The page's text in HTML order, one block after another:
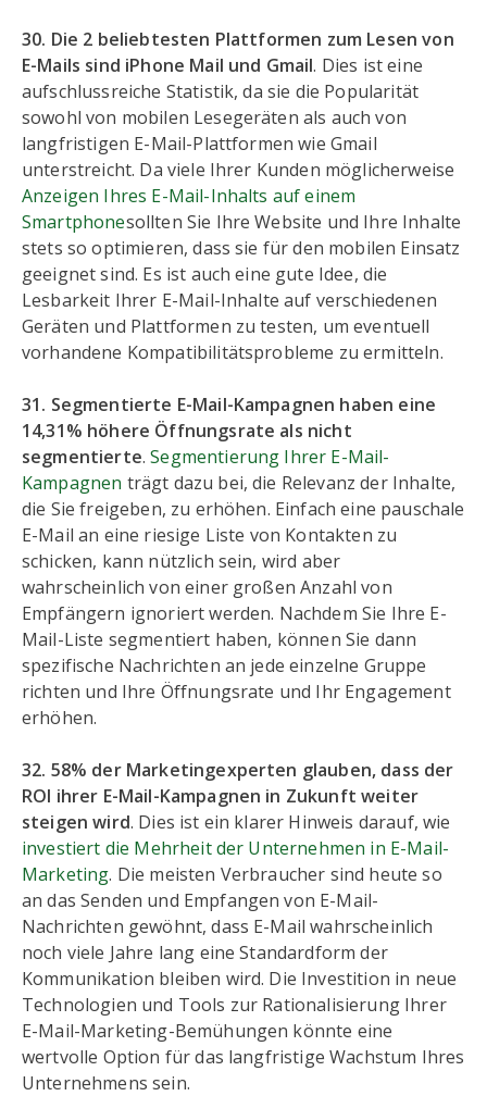
30. Die 2 beliebtesten Plattformen zum Lesen von
E-Mails sind iPhone Mail und Gmail. Dies ist eine
aufschlussreiche Statistik, da sie die Popularität
sowohl von mobilen Lesegeräten als auch von
langfristigen E-Mail-Plattformen wie Gmail
unterstreicht. Da viele Ihrer Kunden möglicherweise
Anzeigen Ihres E-Mail-Inhalts auf einem
Smartphonesollten Sie Ihre Website und Ihre Inhalte
stets so optimieren, dass sie für den mobilen Einsatz
geeignet sind. Es ist auch eine gute Idee, die
Lesbarkeit Ihrer E-Mail-Inhalte auf verschiedenen
Geräten und Plattformen zu testen, um eventuell
vorhandene Kompatibilitätsprobleme zu ermitteln.
31. Segmentierte E-Mail-Kampagnen haben eine
14,31% höhere Öffnungsrate als nicht
segmentierte.Segmentierung Ihrer E-Mail-
Kampagnen trägt dazu bei, die Relevanz der Inhalte,
die Sie freigeben, zu erhöhen. Einfach eine pauschale
E-Mail an eine riesige Liste von Kontakten zu
schicken, kann nützlich sein, wird aber
wahrscheinlich von einer großen Anzahl von
Empfängern ignoriert werden. Nachdem Sie Ihre E-
Mail-Liste segmentiert haben, können Sie dann
spezifische Nachrichten an jede einzelne Gruppe
richten und Ihre Öffnungsrate und Ihr Engagement
erhöhen.
32. 58% der Marketingexperten glauben, dass der
ROI ihrer E-Mail-Kampagnen in Zukunft weiter
steigen wird. Dies ist ein klarer Hinweis darauf, wie
investiert die Mehrheit der Unternehmen in E-Mail-
Marketing. Die meisten Verbraucher sind heute so
an das Senden und Empfangen von E-Mail-
Nachrichten gewöhnt, dass E-Mail wahrscheinlich
noch viele Jahre lang eine Standardform der
Kommunikation bleiben wird. Die Investition in neue
Technologien und Tools zur Rationalisierung Ihrer
E-Mail-Marketing-Bemühungen könnte eine
wertvolle Option für das langfristige Wachstum Ihres
Unternehmens sein.